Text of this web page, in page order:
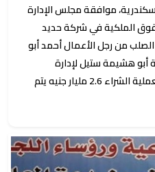
موافقة مجلس الإدارة
إجمالي حقوق الملكية في شركة حديد
من رجل الأعمال أحمد أبو
هشيمة ستيل لإدارة
مشروعات الصلب بقيمة إجمالية لعملية الشراء 2.6 مليار جنيه يتم